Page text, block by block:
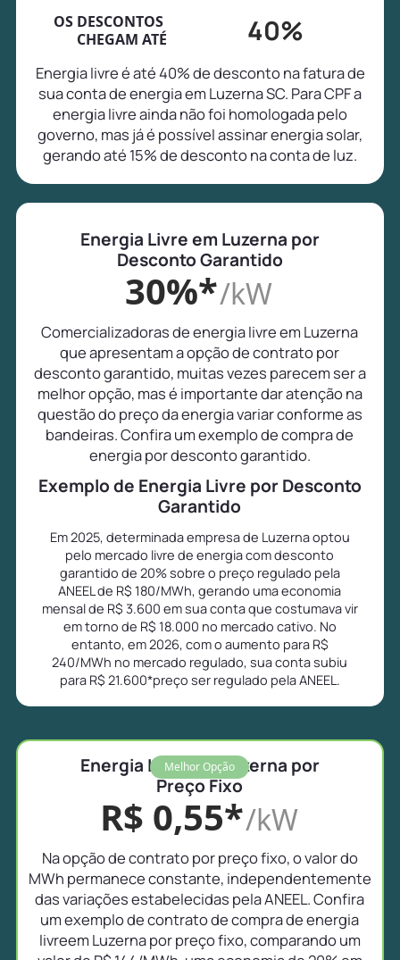
OS DESCONTOS
CHEGAM ATÉ
40%
Energia livre é até 40% de desconto na fatura de
sua conta de energia em Luzerna SC. Para CPF a
energia livre ainda não foi homologada pelo
governo, mas já é possível assinar energia solar,
gerando até 15% de desconto na conta de luz.
Energia Livre em Luzerna por
Desconto Garantido
30%*/kW
Comercializadoras de energia livre em Luzerna
que apresentam a opção de contrato por
desconto garantido, muitas vezes parecem ser a
melhor opção, mas é importante dar atenção na
questão do preço da energia variar conforme as
bandeiras. Confira um exemplo de compra de
energia por desconto garantido.
Exemplo de Energia Livre por Desconto
Garantido
Em 2025, determinada empresa de Luzerna optou
pelo mercado livre de energia com desconto
garantido de 20% sobre o preço regulado pela
ANEEL de R$ 180/MWh, gerando uma economia
mensal de R$ 3.600 em sua conta que costumava vir
em torno de R$ 18.000 no mercado cativo. No
entanto, em 2026, com o aumento para R$
240/MWh no mercado regulado, sua conta subiu
para R$ 21.600*preço ser regulado pela ANEEL.
Melhor Opção
Energia Livre em Luzerna por
Preço Fixo
R$ 0,55*/kW
Na opção de contrato por preço fixo, o valor do
MWh permanece constante, independentemente
das variações estabelecidas pela ANEEL. Confira
um exemplo de contrato de compra de energia
livreem Luzerna por preço fixo, comparando um